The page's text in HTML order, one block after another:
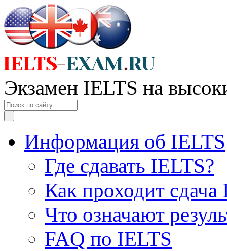
Экзамен IELTS на
Информация об IELTS
Где сдавать IELTS?
Как проходит сдача
Что означают
FAQ по IELTS